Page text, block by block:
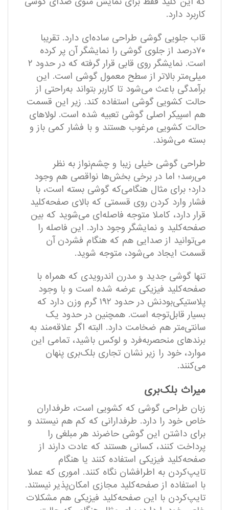
کاربرد دارد.
قاب جلویی گوشی طراحی ساده‌ای دارد. تقریبا
۷۰درصد از جلوی گوشی را نمایشگر آن پر کرده
است. نمایشگر روی قابی قرار گرفته که در حدود ۲
میلی‌متر بالاتر از سطح معمول گوشی است. این
برآمدگی باعث می‌شود تا کاربر بتواند به‌راحتی از
حالت کشویی گوشی استفاده کند. زیر این قسمت
هم اسپیکر اصلی گوشی تعبیه ‌شده است. لولا‌های
حالت کشویی مرغوب هستند و با فشار کمی باز و
بسته می‌شوند.
طراحی گوشی خیلی زیبا و چشم‌نواز به نظر
می‌رسد؛ اما در برخی بخش‌ها نواقصی هم وجود
دارد؛ برای مثال هنگامی‌که گوشی بسته است، با
فشار وارد کردن روی قسمتی که بالای صفحه‌کلید
قرار دارد، کاملا متوجه فاصله‌ای می‌شوید که بین
صفحه‌کلید و نمایشگر وجود دارد. این فاصله را
می‌توانید از صدایی هم که هنگام فشردن آن
قسمت ایجاد می‌شود، متوجه شوید.
تنها گوشی جدید و مدرن اندرویدی که همراه با
صفحه‌کلید فیزیکی عرضه ‌شده است و با وجود
پلاستیکی‌بودنش در حدود ۱۹۲ گرم وزن دارد که
بسیار قابل‌توجه است. همچنین در حدود یک
سانتی‌متر هم ضخامت دارد. البته اگر علاقه‌مند به
برند‌های منحصربه‌فرد و لوکس باشید، تمامی این
موارد، خود را زیر نشان تجاری بلک‌بری پنهان
می‌کنند.
میراث بلک‌بری
زبان طراحی گوشی که کشویی است، طرفداران
خاص خود را دارد. طرفدارانی که کم هم نیستند و
برای داشتن این گوشی حاضرند هر مبلغی را
پرداخت کنند، کسانی هستند که عادت دارند از
صفحه‌کلید فیزیکی استفاده کنند یا هنگام
تایپ‌کردن به اطرافشان نگاه کنند. اموری که عملا
با استفاده از صفحه‌کلید مجازی امکان‌پذیر نیستند.
تایپ‌کردن با این صفحه‌کلید فیزیکی هم مشکلات